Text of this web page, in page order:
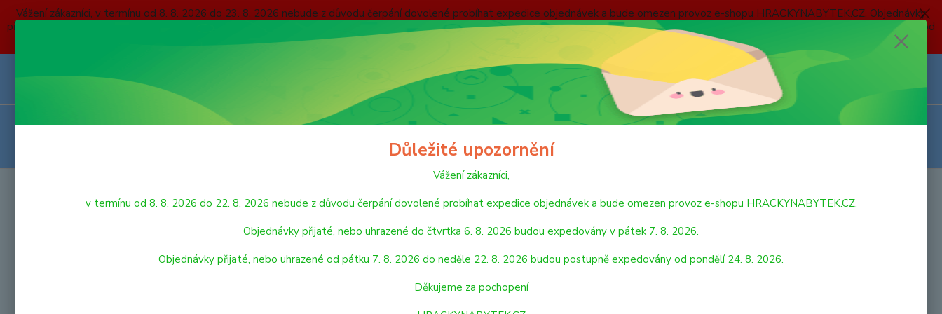
Vážení zákazníci, v termínu od 8. 8. 2026 do 23. 8. 2026 nebude z důvodu čerpání dovolené probíhat expedice objednávek a bude omezen provoz e-shopu HRACKYNABYTEK.CZ. Objednávky
přijaté, nebo uhrazené do čtvrtka 6. 8. 2026 budou expedovány v pátek 7. 8. 2026. Objednávky přijaté, nebo uhrazené od pátku 7. 8. 2026 do neděle 23. 8. 2026 budou postupně expedovány od
pondělí 24. 8. 2026. Děkujeme za pochopení HRACKYNABYTEK.CZ
ZÁSADY OCHRANY OSOBNÍCH ÚDAJŮ
REKLAMAČNÍ ŘÁD
VÝPRODEJ HRAČEK
Matrace
V této kategorii nebylo nalezeno žádné zboží.
Důležité upozornění
Vážení zákazníci,
v termínu od 8. 8. 2026 do 22. 8. 2026 nebude z důvodu čerpání dovolené probíhat expedice objednávek a bude omezen provoz e-shopu HRACKYNABYTEK.CZ.
Objednávky přijaté, nebo uhrazené do čtvrtka 6. 8. 2026 budou expedovány v pátek 7. 8. 2026.
Objednávky přijaté, nebo uhrazené od pátku 7. 8. 2026 do neděle 22. 8. 2026 budou postupně expedovány od pondělí 24. 8. 2026.
Děkujeme za pochopení